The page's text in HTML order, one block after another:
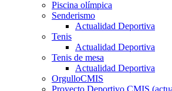
Piscina olímpica
Senderismo
Actualidad Deportiva
Tenis
Actualidad Deportiva
Tenis de mesa
Actualidad Deportiva
OrgulloCMIS
Proyecto Deportivo CMIS